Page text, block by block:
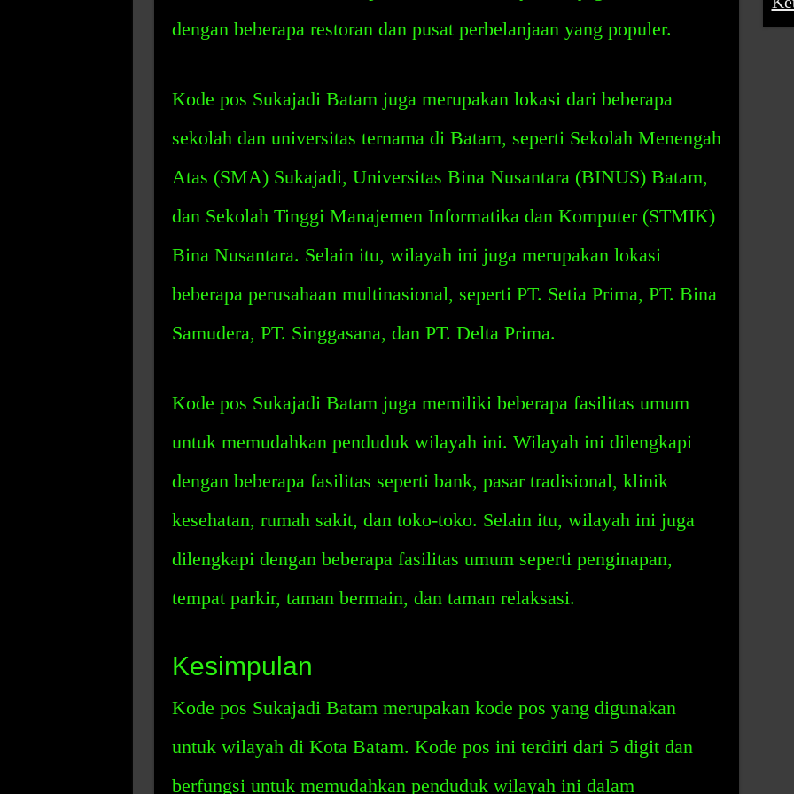
dengan beberapa restoran dan pusat perbelanjaan yang populer.
Kode pos Sukajadi Batam juga merupakan lokasi dari beberapa
sekolah dan universitas ternama di Batam, seperti Sekolah Menengah
Atas (SMA) Sukajadi, Universitas Bina Nusantara (BINUS) Batam,
dan Sekolah Tinggi Manajemen Informatika dan Komputer (STMIK)
Bina Nusantara. Selain itu, wilayah ini juga merupakan lokasi
beberapa perusahaan multinasional, seperti PT. Setia Prima, PT. Bina
Samudera, PT. Singgasana, dan PT. Delta Prima.
Kode pos Sukajadi Batam juga memiliki beberapa fasilitas umum
untuk memudahkan penduduk wilayah ini. Wilayah ini dilengkapi
dengan beberapa fasilitas seperti bank, pasar tradisional, klinik
kesehatan, rumah sakit, dan toko-toko. Selain itu, wilayah ini juga
dilengkapi dengan beberapa fasilitas umum seperti penginapan,
tempat parkir, taman bermain, dan taman relaksasi.
Kesimpulan
Kode pos Sukajadi Batam merupakan kode pos yang digunakan
untuk wilayah di Kota Batam. Kode pos ini terdiri dari 5 digit dan
berfungsi untuk memudahkan penduduk wilayah ini dalam